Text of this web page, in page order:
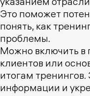
Это поможет
понять, как
проблемы.
Можно включить в
клиентов или
итогам
информации и